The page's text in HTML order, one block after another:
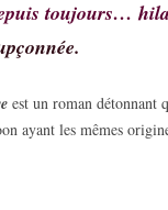
toujours…
est un roman détonnant
ayant les mêmes